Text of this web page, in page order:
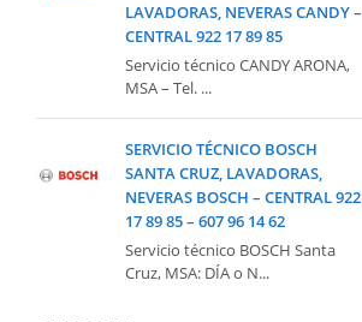
LAVADORAS, NEVERAS CANDY –
CENTRAL 922 17 89 85
Servicio técnico CANDY ARONA,
MSA – Tel. ...
SERVICIO TÉCNICO BOSCH
SANTA CRUZ, LAVADORAS,
NEVERAS BOSCH – CENTRAL 922
17 89 85 – 607 96 14 62
Servicio técnico BOSCH Santa
Cruz, MSA: DÍA o N...